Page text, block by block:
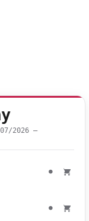
2026 –
●
●